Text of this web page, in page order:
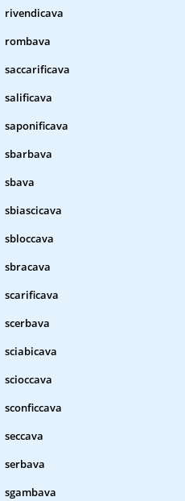
rivendicava
rombava
saccarificava
salificava
saponificava
sbarbava
sbava
sbiascicava
sbloccava
sbracava
scarificava
scerbava
sciabicava
scioccava
sconficcava
seccava
serbava
sgambava